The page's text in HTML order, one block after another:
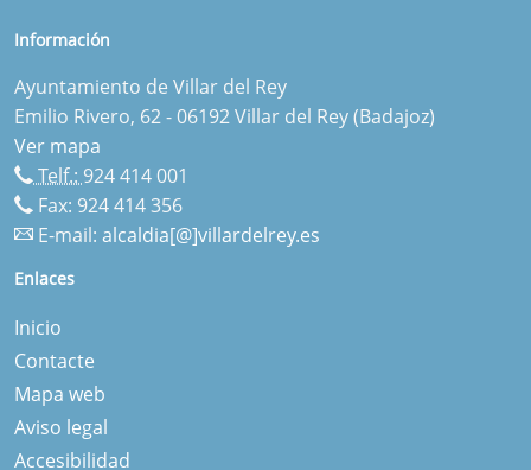
Información
Ayuntamiento de Villar del Rey
Emilio Rivero, 62 - 06192 Villar del Rey (Badajoz)
Ver mapa
Telf.: 924 414 001
Fax: 924 414 356
E-mail: alcaldia[@]villardelrey.es
Enlaces
Inicio
Contacte
Mapa web
Aviso legal
Accesibilidad